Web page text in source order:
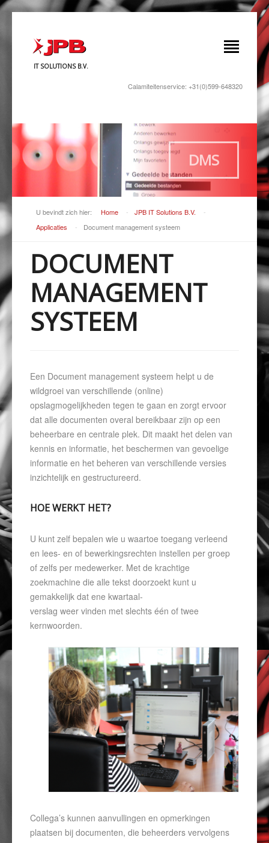
IT SOLUTIONS B.V.
Calamiteitenservice: +31(0)599-648320
DMS
U bevindt zich hier: Home - JPB IT Solutions B.V.
-
Applicaties
- Document management systeem
DOCUMENT
MANAGEMENT
SYSTEEM
Een Document management systeem helpt u de
wildgroei van verschillende (online)
opslagmogelijkheden tegen te gaan en zorgt ervoor
dat alle documenten overal bereikbaar zijn op een
beheerbare en centrale plek. Dit maakt het delen van
kennis en informatie, het beschermen van gevoelige
informatie en het beheren van verschillende versies
inzichtelijk en gestructureerd.
HOE WERKT HET?
U kunt zelf bepalen wie u waartoe toegang verleend
en lees- en of bewerkingsrechten instellen per groep
of zelfs per medewerker. Met de krachtige
zoekmachine die alle tekst doorzoekt kunt u
gemakkelijk dat ene kwartaal-
verslag weer vinden met slechts één of twee
kernwoorden.
Collega’s kunnen aanvullingen en opmerkingen
plaatsen bij documenten, die beheerders vervolgens